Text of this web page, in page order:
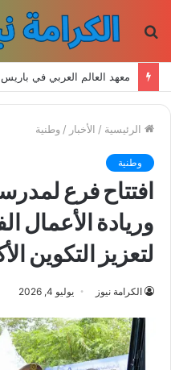
الرئيسية / الأخبار / وطنية
وطنية
افتتاح فرع
وريادة الأعمال
لتعزيز التكوين
الكرامة نيوز يوليو 4, 2026